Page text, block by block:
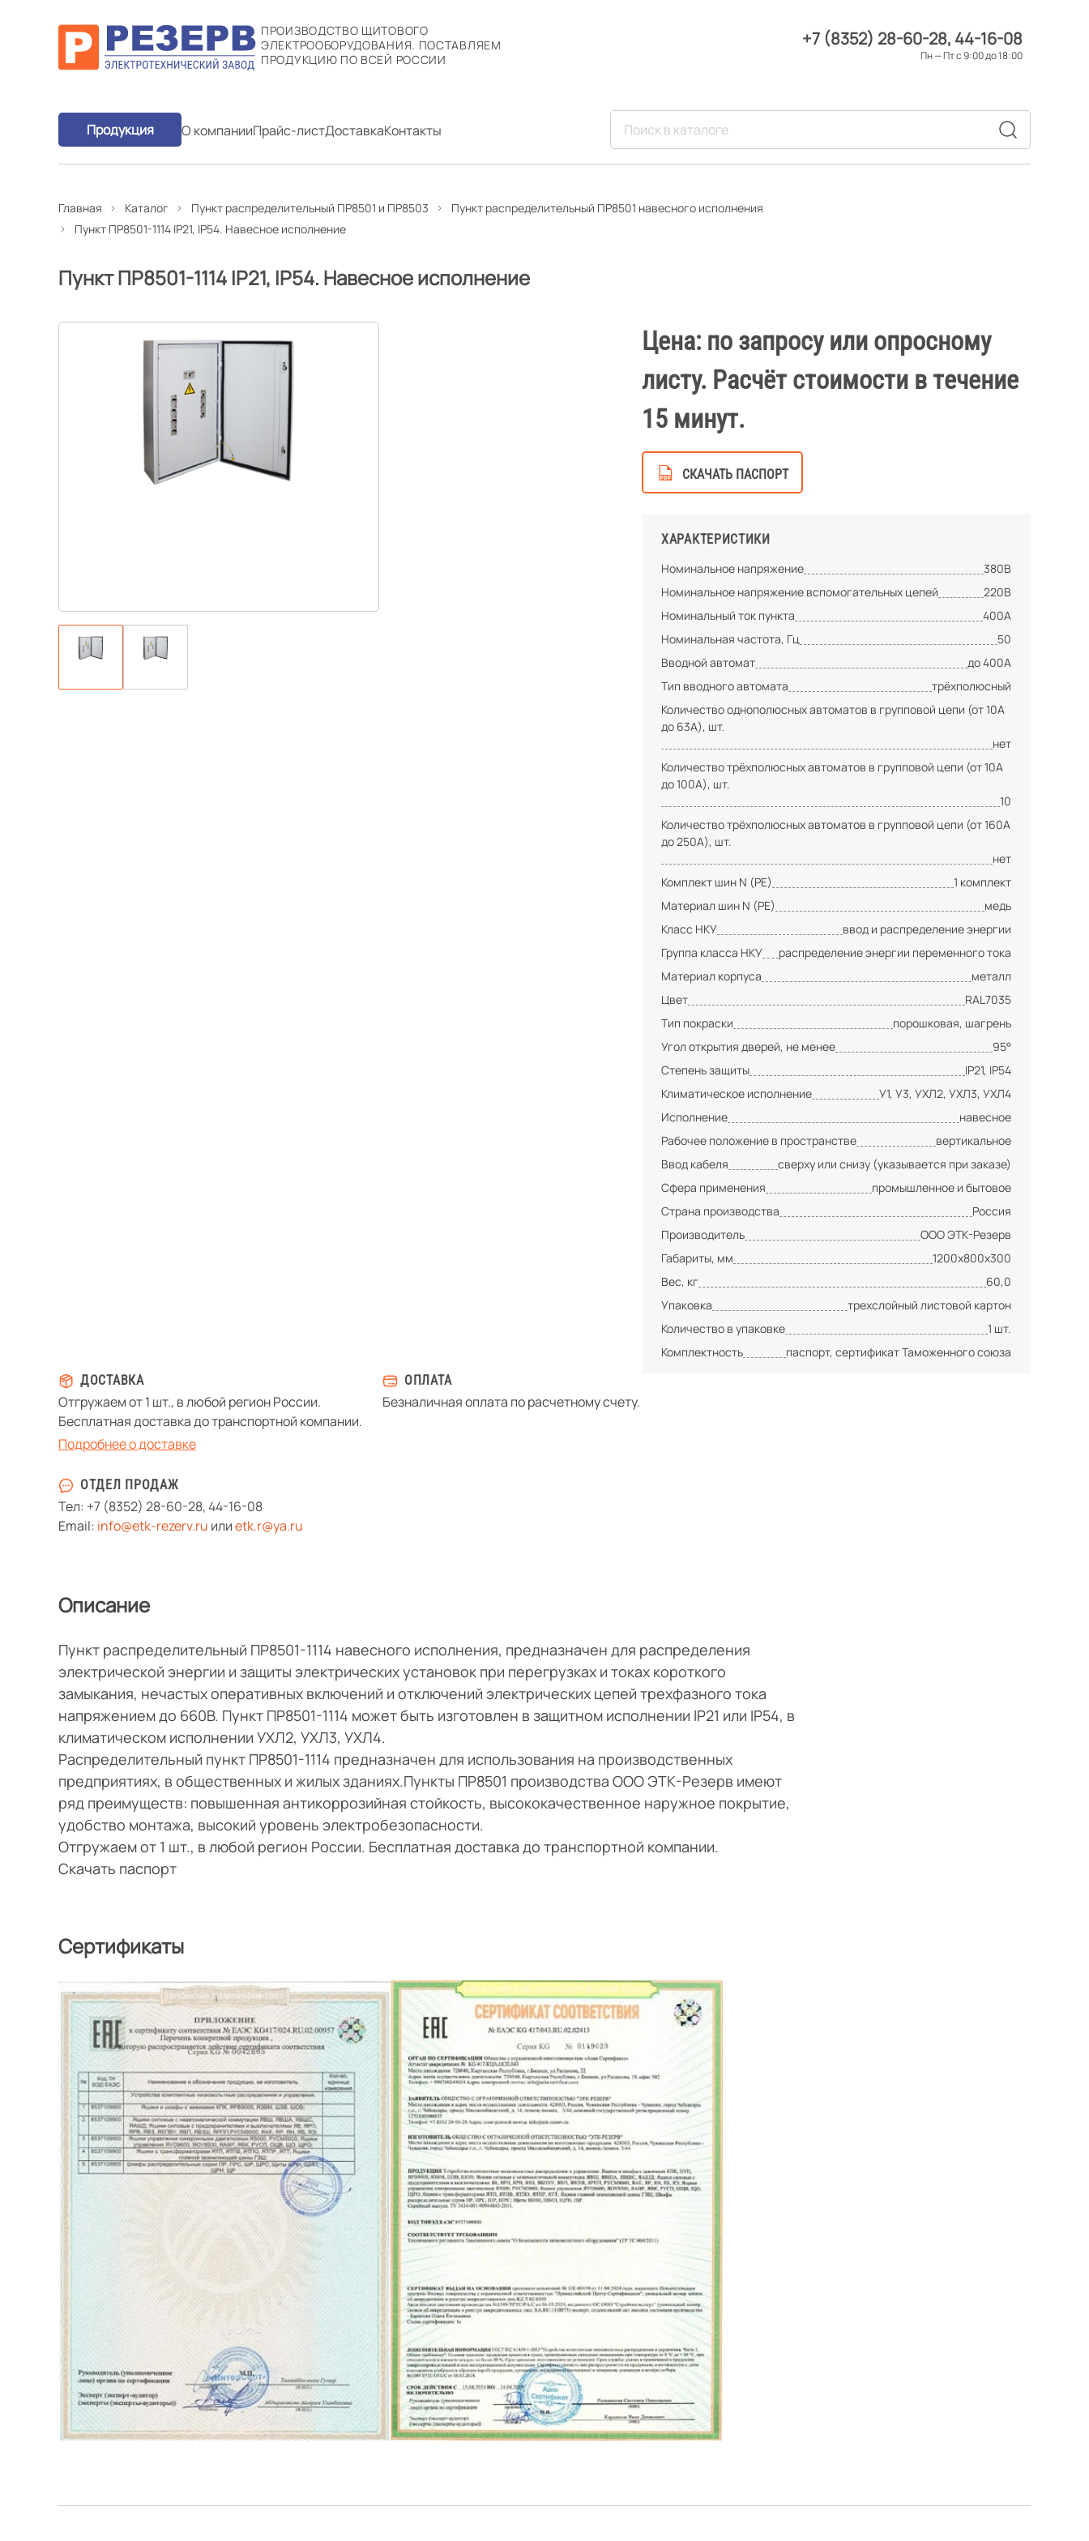
ПРОИЗВОДСТВО ЩИТОВОГО
ЭЛЕКТРООБОРУДОВАНИЯ. ПОСТАВЛЯЕМ
ПРОДУКЦИЮ ПО ВСЕЙ РОССИИ
+7 (8352) 28-60-28 44-16-08
Пн — Пт с 9:00 до 18:00
Продукция О компанииПрайс-листДоставкаКонтакты
Главная Каталог Пункт распределительный ПР8501 и ПР8503
Пункт распределительный ПР8501 навесного исполнения
Пункт ПР8501-1114 IP21, IP54. Навесное исполнение
Пункт ПР8501-1114 IP21, IP54. Навесное исполнение
Цена: по запросу или опросному
листу. Расчёт стоимости в течение
15 минут.
СКАЧАТЬ ПАСПОРТ
ХАРАКТЕРИСТИКИ
Номинальное напряжение
380В
Номинальное напряжение вспомогательных цепей
220В
Номинальный ток пункта
400А
Номинальная частота, Гц
50
Вводной автомат
до 400А
Тип вводного автомата
трёхполюсный
Количество однополюсных автоматов в групповой цепи (от 10А
до 63А), шт.
нет
Количество трёхполюсных автоматов в групповой цепи (от 10А
до 100А), шт.
10
Количество трёхполюсных автоматов в групповой цепи (от 160А
до 250А), шт.
нет
Комплект шин N (PE)
1 комплект
Материал шин N (PE)
медь
Класс НКУ
ввод и распределение энергии
Группа класса НКУ
распределение энергии переменного тока
Материал корпуса
металл
Цвет
RAL7035
Тип покраски
порошковая, шагрень
Угол открытия дверей, не менее
95°
Степень защиты
IP21, IP54
Климатическое исполнение
У1, У3, УХЛ2, УХЛ3, УХЛ4
Исполнение
навесное
Рабочее положение в пространстве
вертикальное
Ввод кабеля
сверху или снизу (указывается при заказе)
Сфера применения
промышленное и бытовое
Страна производства
Россия
Производитель
ООО ЭТК-Резерв
Габариты, мм
1200х800х300
Вес, кг
60,0
Упаковка
трехслойный листовой картон
Количество в упаковке
1 шт.
Комплектность
паспорт, сертификат Таможенного союза
ДОСТАВКА
Отгружаем от 1 шт., в любой регион России.
Бесплатная доставка до транспортной компании.
Подробнее о доставке
ОПЛАТА
Безналичная оплата по расчетному счету.
ОТДЕЛ ПРОДАЖ
Тел: +7 (8352) 28-60-28,44-16-08
Email: info@etk-rezerv.ru илиetk.r@ya.ru
Описание
Пункт распределительный ПР8501-1114 навесного исполнения, предназначен для распределения
электрической энергии и защиты электрических установок при перегрузках и токах короткого
замыкания, нечастых оперативных включений и отключений электрических цепей трехфазного тока
напряжением до 660В. Пункт ПР8501-1114 может быть изготовлен в защитном исполнении IP21 или IP54, в
климатическом исполнении УХЛ2, УХЛ3, УХЛ4.
Распределительный пункт ПР8501-1114 предназначен для использования на производственных
предприятиях, в общественных и жилых зданиях.Пункты ПР8501 производства ООО ЭТК-Резерв имеют
ряд преимуществ: повышенная антикоррозийная стойкость, высококачественное наружное покрытие,
удобство монтажа, высокий уровень электробезопасности.
Отгружаем от 1 шт., в любой регион России. Бесплатная доставка до транспортной компании.
Скачать паспорт
Сертификаты